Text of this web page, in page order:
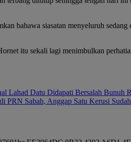
bahawa siasatan menyeluruh
itu sekali lagi menimbulkan
Lahad Datu Didapati Bersalah Bunuh
PRN Sabah, Anggap Satu Kerusi